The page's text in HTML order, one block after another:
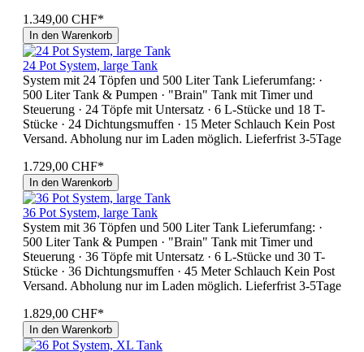
1.349,00 CHF*
In den Warenkorb
24 Pot System, large Tank
System mit 24 Töpfen und 500 Liter Tank Lieferumfang: ·
500 Liter Tank & Pumpen · "Brain" Tank mit Timer und
Steuerung · 24 Töpfe mit Untersatz · 6 L-Stücke und 18 T-
Stücke · 24 Dichtungsmuffen · 15 Meter Schlauch Kein Post
Versand. Abholung nur im Laden möglich. Lieferfrist 3-5Tage
1.729,00 CHF*
In den Warenkorb
36 Pot System, large Tank
System mit 36 Töpfen und 500 Liter Tank Lieferumfang: ·
500 Liter Tank & Pumpen · "Brain" Tank mit Timer und
Steuerung · 36 Töpfe mit Untersatz · 6 L-Stücke und 30 T-
Stücke · 36 Dichtungsmuffen · 45 Meter Schlauch Kein Post
Versand. Abholung nur im Laden möglich. Lieferfrist 3-5Tage
1.829,00 CHF*
In den Warenkorb